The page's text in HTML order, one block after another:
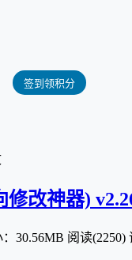
签到领积分
改神器)
30.56MB 阅读(2250)